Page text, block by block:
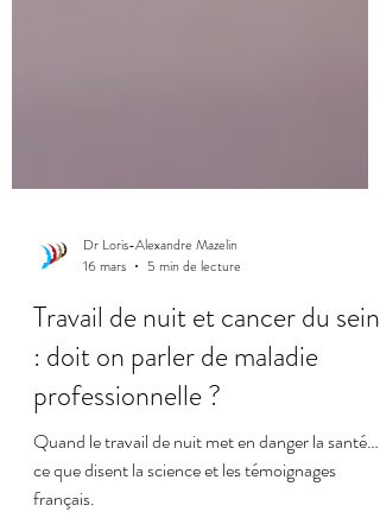
Dr Loris-Alexandre Mazelin
16 mars
5 min de lecture
Travail de nuit et cancer du sein
: doit on parler de maladie
professionnelle ?